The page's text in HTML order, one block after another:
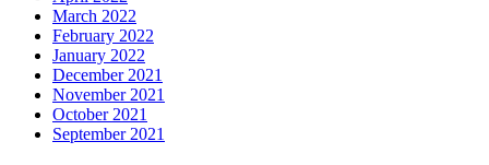
March 2022
February 2022
January 2022
December 2021
November 2021
October 2021
September 2021